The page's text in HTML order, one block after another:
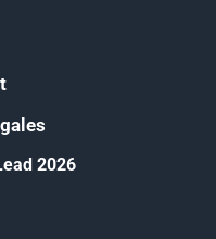
2026